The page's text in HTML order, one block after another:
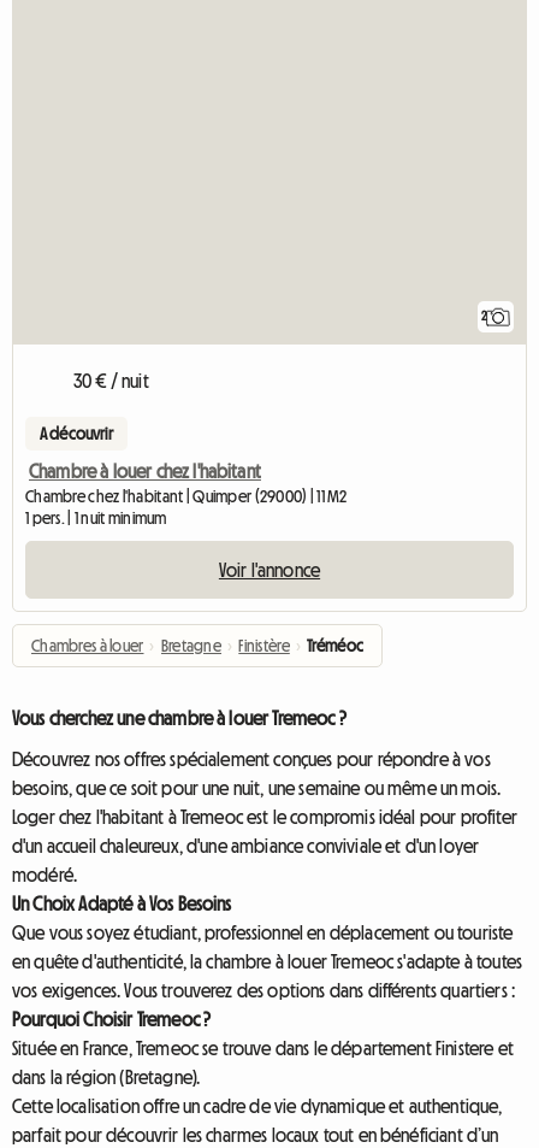
2
30 € / nuit
A découvrir
Chambre à louer chez l'habitant
Chambre chez l'habitant | Quimper (29000) | 11 M2
1 pers. | 1 nuit minimum
Voir l'annonce
Chambres à louer › Bretagne › Finistère › Tréméoc
Vous cherchez une chambre à louer Tremeoc ?
Découvrez nos offres spécialement conçues pour répondre à vos
besoins, que ce soit pour une nuit, une semaine ou même un mois.
Loger chez l'habitant à Tremeoc est le compromis idéal pour profiter
d'un accueil chaleureux, d'une ambiance conviviale et d'un loyer
modéré.
Un Choix Adapté à Vos Besoins
Que vous soyez étudiant, professionnel en déplacement ou touriste
en quête d'authenticité, la chambre à louer Tremeoc s'adapte à toutes
vos exigences. Vous trouverez des options dans différents quartiers :
Pourquoi Choisir Tremeoc ?
Située en France, Tremeoc se trouve dans le département Finistere et
dans la région (Bretagne).
Cette localisation offre un cadre de vie dynamique et authentique,
parfait pour découvrir les charmes locaux tout en bénéficiant d’un